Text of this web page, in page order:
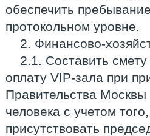
обеспечить
протокольном уровне.
2. Финансово-
2.1. Составить
оплату VIP-зала при
Правительства Москвы
человека с учетом
присутствовать